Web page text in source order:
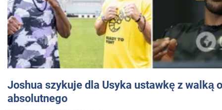
Joshua szykuje dla Usyka ustawkę z walką
absolutnego